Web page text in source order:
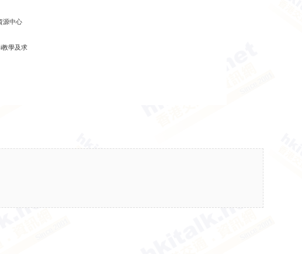
源中心
教學及求